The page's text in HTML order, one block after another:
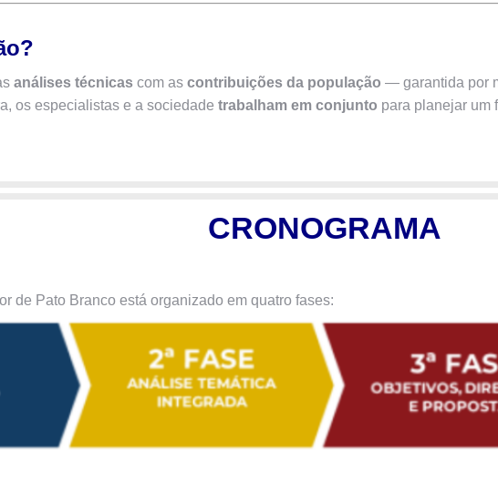
análises técnicas com as contribuições da população — garantida por
os especialistas e a sociedade trabalham em conjunto para planejar um
CRONOGRAMA
de Pato Branco está organizado em quatro fases: